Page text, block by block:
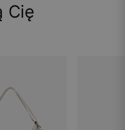
Cię